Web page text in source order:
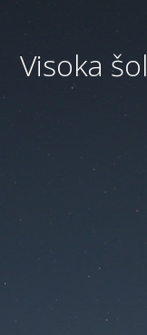
Visoka